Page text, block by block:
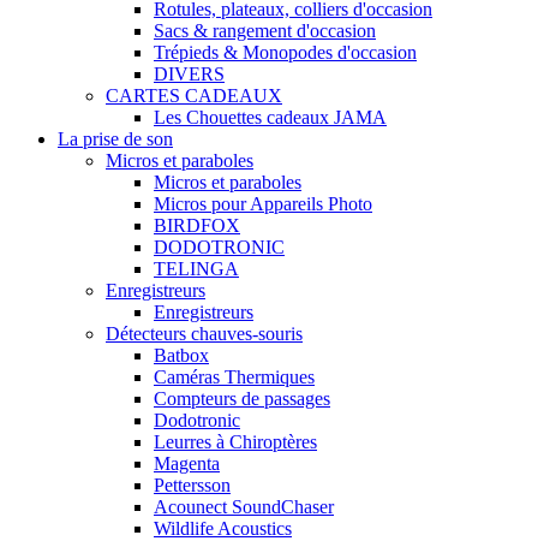
Rotules, plateaux, colliers d'occasion
Sacs & rangement d'occasion
Trépieds & Monopodes d'occasion
DIVERS
CARTES CADEAUX
Les Chouettes cadeaux JAMA
La prise de son
Micros et paraboles
Micros et paraboles
Micros pour Appareils Photo
BIRDFOX
DODOTRONIC
TELINGA
Enregistreurs
Enregistreurs
Détecteurs chauves-souris
Batbox
Caméras Thermiques
Compteurs de passages
Dodotronic
Leurres à Chiroptères
Magenta
Pettersson
Acounect SoundChaser
Wildlife Acoustics